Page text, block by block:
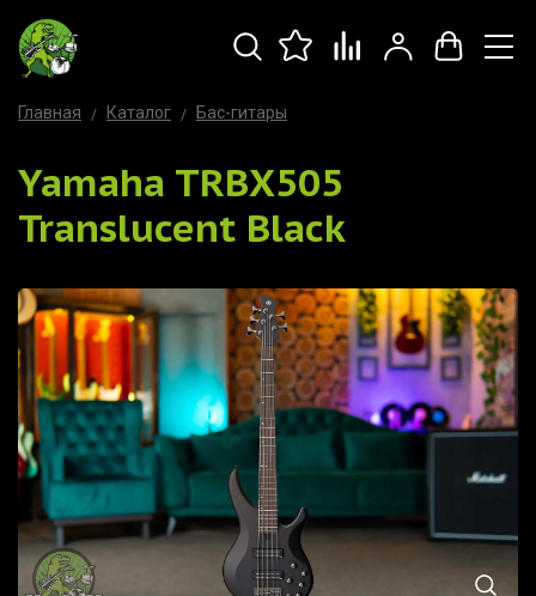
Главная Каталог Бас-гитары
Yamaha TRBX505
Translucent Black